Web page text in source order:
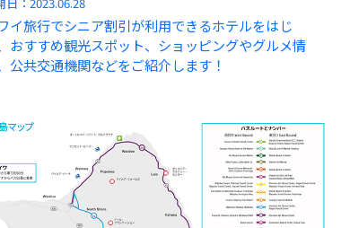
日：2023.06.28
イ旅行でシニア割引が利用できるホテルをはじ
おすすめ観光スポット、ショッピングやグルメ情
公共交通機関などをご紹介します！